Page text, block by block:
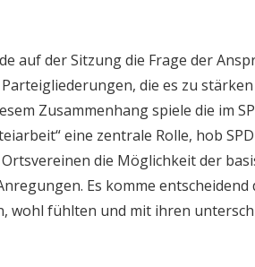
auf der Sitzung die Frage der
die es zu
Zusammenhang spiele die im
eine zentrale Rolle, hob
die Möglichkeit der
Es komme
wohl fühlten und mit ihren